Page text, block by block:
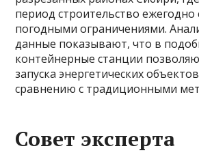
период строительство ежегодно
погодными ограничениями.
данные показывают, что в
контейнерные станции
запуска энергетических
сравнению с традиционными
Совет эксперта